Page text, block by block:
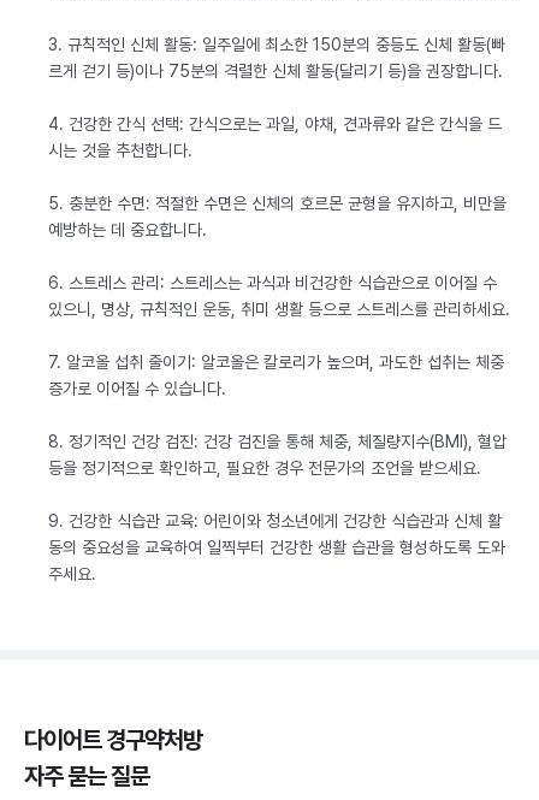
3. 규칙적인 신체 활동: 일주일에 최소한 150분의 중등도 신체 활동(빠
르게 걷기 등)이나 75분의 격렬한 신체 활동(달리기 등)을 권장합니다.
4. 건강한 간식 선택: 간식으로는 과일, 야채, 견과류와 같은 간식을 드
시는 것을 추천합니다.
5. 충분한 수면: 적절한 수면은 신체의 호르몬 균형을 유지하고, 비만을
예방하는 데 중요합니다.
6. 스트레스 관리: 스트레스는 과식과 비건강한 식습관으로 이어질 수
있으니, 명상, 규칙적인 운동, 취미 생활 등으로 스트레스를 관리하세요.
7. 알코올 섭취 줄이기: 알코올은 칼로리가 높으며, 과도한 섭취는 체중
증가로 이어질 수 있습니다.
8. 정기적인 건강 검진: 건강 검진을 통해 체중, 체질량지수(BMI), 혈압
등을 정기적으로 확인하고, 필요한 경우 전문가의 조언을 받으세요.
9. 건강한 식습관 교육: 어린이와 청소년에게 건강한 식습관과 신체 활
동의 중요성을 교육하여 일찍부터 건강한 생활 습관을 형성하도록 도와
주세요.
다이어트 경구약처방
자주 묻는 질문